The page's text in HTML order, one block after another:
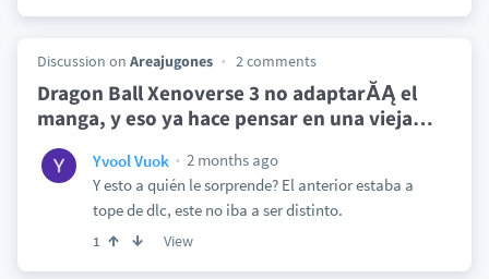
Discussion on Areajugones 2 comments
Dragon Ball Xenoverse 3 no adaptarĂĄ el
manga, y eso ya hace pensar en una vieja…
Yvool Vuok
2 months ago
Y esto a quién le sorprende? El anterior estaba a
tope de dlc, este no iba a ser distinto.
1 View